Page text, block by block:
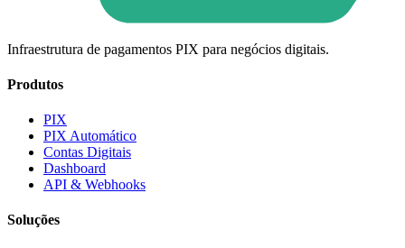
Infraestrutura de pagamentos PIX para negócios digitais.
Produtos
PIX
PIX Automático
Contas Digitais
Dashboard
API & Webhooks
Soluções